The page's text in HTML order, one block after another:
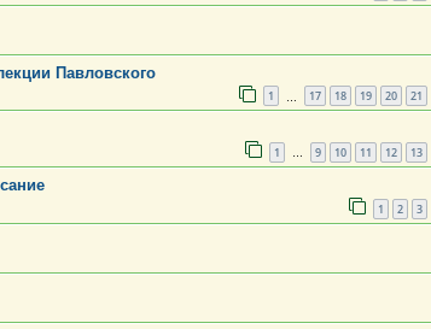
Павловского
1 17 18 19 20 21
1 … 9 10 11 12 13
1 2 3